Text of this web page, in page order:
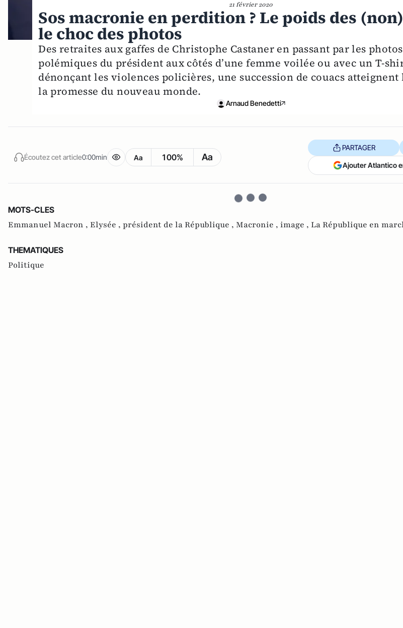
21 février 2020
Sos macronie en perdition ? Le poids des
le choc des photos
Des retraites aux gaffes de Christophe Castaner en passant par les photos
polémiques du président aux côtés d’une femme voilée ou avec un T-
dénonçant les violences policières, une succession de couacs
la promesse du nouveau monde.
Arnaud Benedetti
Écoutez cet article0:00min Aa 100% Aa
PARTAGER
Ajouter Atlantico
MOTS-CLES
Emmanuel Macron , Elysée , président de la République , Macronie , image , La République en
THEMATIQUES
Politique